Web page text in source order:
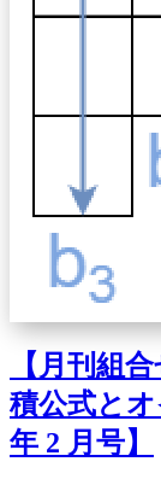
【月刊組
積公式と
年 2 月号】